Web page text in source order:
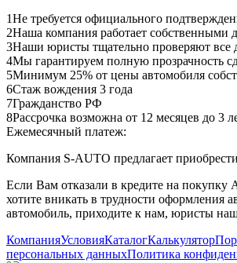
1Не требуется официального
2Наша компания работает собственными
3Наши юристы тщательно проверяют все
4Мы гарантируем полную прозрачность
5Минимум 25% от цены автомобиля
6Стаж вождения 3 года
7Гражданство РФ
8Рассрочка возможна от 12 месяцев до 3
Ежемесячный платеж:
Компания S-AUTO предлагает
Если Вам отказали в кредите на покупку
хотите вникать в трудности оформления
автомобиль, приходите к нам, юристы
КомпанияУсловияКаталогКалькулятор
персональных данныхПолитика